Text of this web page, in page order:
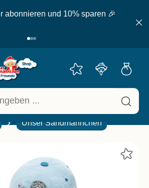
abonnieren und 10% sparen 🎉
Unser Sandmännchen